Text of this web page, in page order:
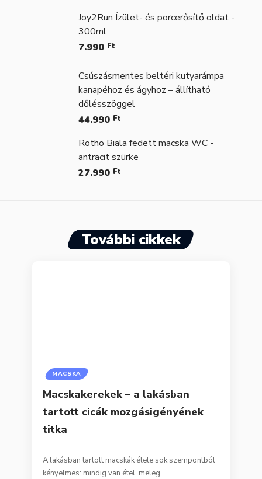
Joy2Run Ízület- és porcerősítő oldat -
300ml
7.990 Ft
Csúszásmentes beltéri kutyarámpa
kanapéhoz és ágyhoz – állítható
dőlésszöggel
44.990 Ft
Rotho Biala fedett macska WC -
antracit szürke
27.990 Ft
További cikkek
MACSKA
Macskakerekek – a lakásban
tartott cicák mozgásigényének
titka
A lakásban tartott macskák élete sok szempontból
kényelmes: mindig van étel, meleg…